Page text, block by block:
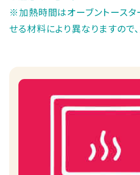
※加熱時間はオーブントースタ
せる材料により異なりますので